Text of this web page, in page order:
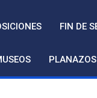
FIN DE